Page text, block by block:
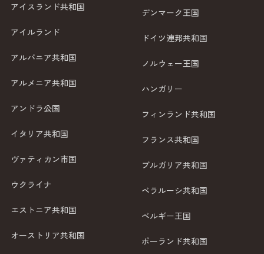
アイスランド共和国
アイルランド
アルバニア共和国
アルメニア共和国
アンドラ公国
イタリア共和国
ヴァティカン市国
ウクライナ
エストニア共和国
オーストリア共和国
デンマーク王国
ドイツ連邦共和国
ノルウェー王国
ハンガリー
フィンランド共和国
フランス共和国
ブルガリア共和国
ベラルーシ共和国
ベルギー王国
ポーランド共和国